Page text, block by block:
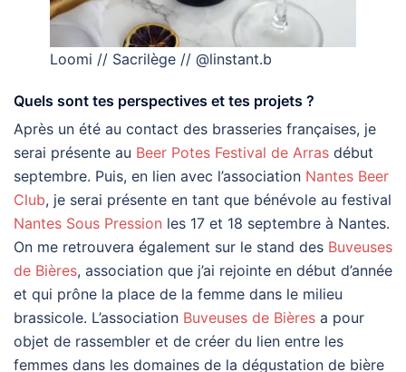
Loomi // Sacrilège // @linstant.b
Quels sont tes perspectives et tes projets ?
Après un été au contact des brasseries françaises, je
serai présente au Beer Potes Festival de Arras début
septembre. Puis, en lien avec l’association Nantes Beer
Club, je serai présente en tant que bénévole au festival
Nantes Sous Pression les 17 et 18 septembre à Nantes.
On me retrouvera également sur le stand des Buveuses
de Bières, association que j’ai rejointe en début d’année
et qui prône la place de la femme dans le milieu
brassicole. L’association Buveuses de Bières a pour
objet de rassembler et de créer du lien entre les
femmes dans les domaines de la dégustation de bière